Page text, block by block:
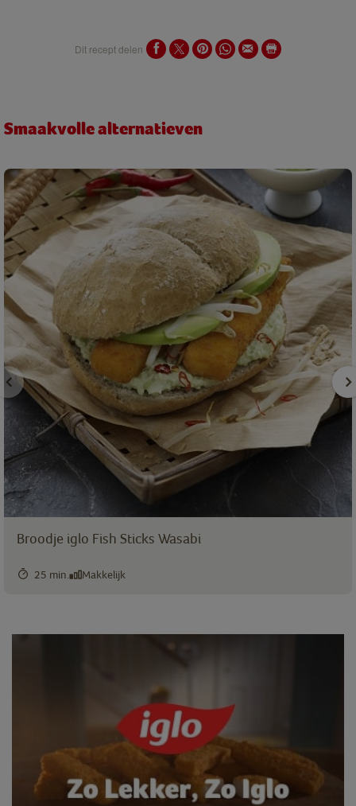
Dit recept delen
Smaakvolle alternatieven
Broodje iglo Fish Sticks Wasabi
25 min. Makkelijk